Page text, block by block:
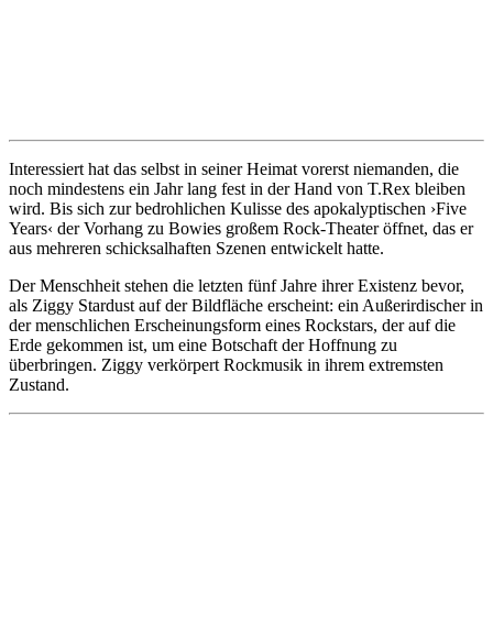
Interessiert hat das selbst in seiner Heimat vorerst niemanden, die
noch mindestens ein Jahr lang fest in der Hand von T.Rex bleiben
wird. Bis sich zur bedrohlichen Kulisse des apokalyptischen ›Five
Years‹ der Vorhang zu Bowies großem Rock-Theater öffnet, das er
aus mehreren schicksalhaften Szenen entwickelt hatte.
Der Menschheit stehen die letzten fünf Jahre ihrer Existenz bevor,
als Ziggy Stardust auf der Bildfläche erscheint: ein Außerirdischer in
der menschlichen Erscheinungsform eines Rockstars, der auf die
Erde gekommen ist, um eine Botschaft der Hoffnung zu
überbringen. Ziggy verkörpert Rockmusik in ihrem extremsten
Zustand.